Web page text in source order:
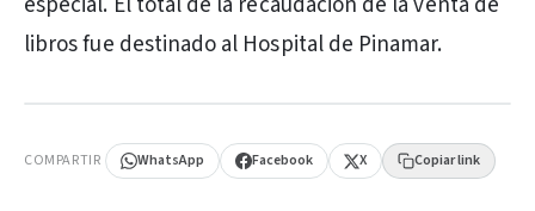
libros fue destinado al Hospital de Pinamar.
COMPARTIR WhatsApp Facebook X Copiar link